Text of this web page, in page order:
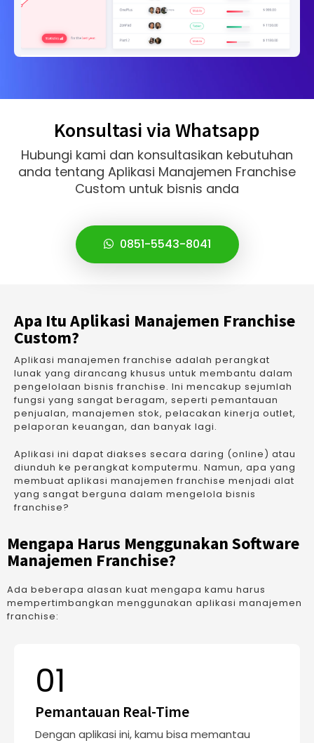
Konsultasi via Whatsapp
Hubungi kami dan konsultasikan kebutuhan
anda tentang Aplikasi Manajemen Franchise
Custom untuk bisnis anda
0851-5543-8041
Apa Itu Aplikasi Manajemen Franchise
Custom?
Aplikasi manajemen franchise adalah perangkat
lunak yang dirancang khusus untuk membantu dalam
pengelolaan bisnis franchise. Ini mencakup sejumlah
fungsi yang sangat beragam, seperti pemantauan
penjualan, manajemen stok, pelacakan kinerja outlet,
pelaporan keuangan, dan banyak lagi.
Aplikasi ini dapat diakses secara daring (online) atau
diunduh ke perangkat komputermu. Namun, apa yang
membuat aplikasi manajemen franchise menjadi alat
yang sangat berguna dalam mengelola bisnis
franchise?
Mengapa Harus Menggunakan Software
Manajemen Franchise?
Ada beberapa alasan kuat mengapa kamu harus
mempertimbangkan menggunakan aplikasi manajemen
franchise:
01
Pemantauan Real-Time
Dengan aplikasi ini, kamu bisa memantau